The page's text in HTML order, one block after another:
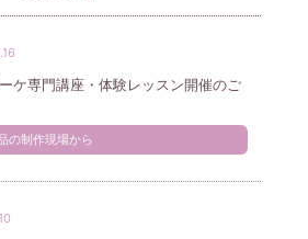
ケ専門講座・体験レッスン開催のご
の制作現場から